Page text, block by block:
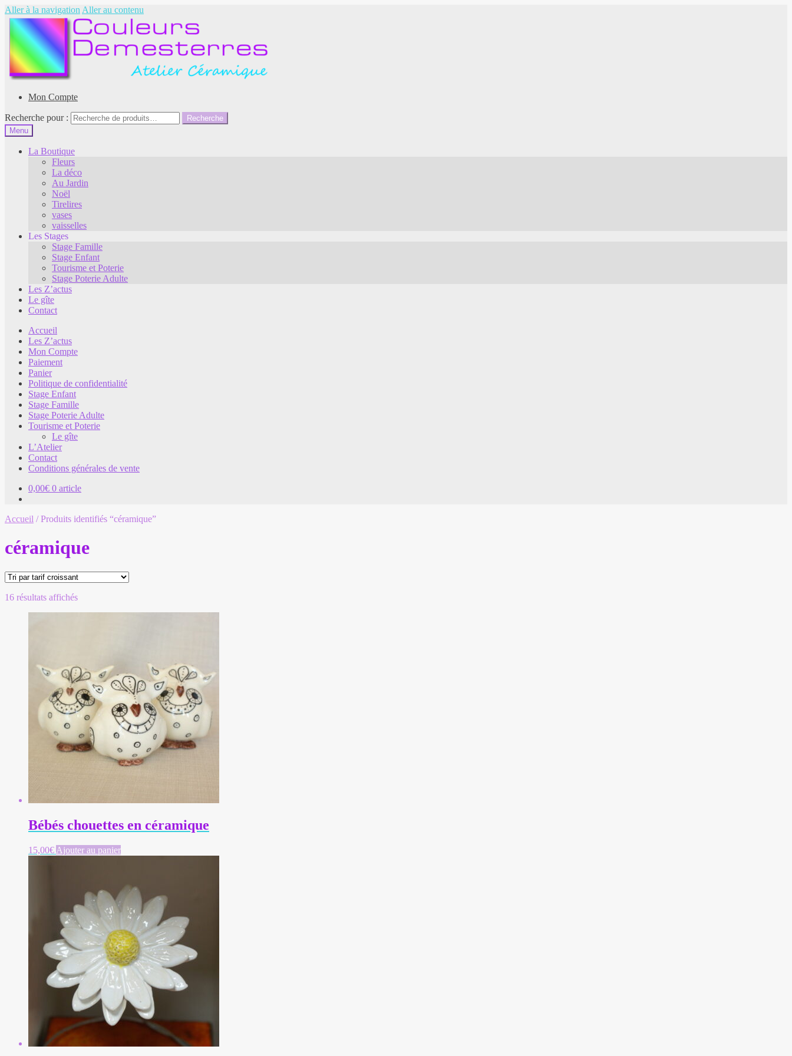
Aller à la navigation Aller au contenu
Mon Compte
Recherche pour :
Recherche
Menu
La Boutique
Fleurs
La déco
Au Jardin
Noël
Tirelires
vases
vaisselles
Les Stages
Stage Famille
Stage Enfant
Tourisme et Poterie
Stage Poterie Adulte
Les Z’actus
Le gîte
Contact
Accueil
Les Z’actus
Mon Compte
Paiement
Panier
Politique de confidentialité
Stage Enfant
Stage Famille
Stage Poterie Adulte
Tourisme et Poterie
Le gîte
L’Atelier
Contact
Conditions générales de vente
0,00€ 0 article
Accueil /Produits identifiés “céramique”
céramique
16 résultats affichés
Bébés chouettes en céramique
15,00€ Ajouter au panier